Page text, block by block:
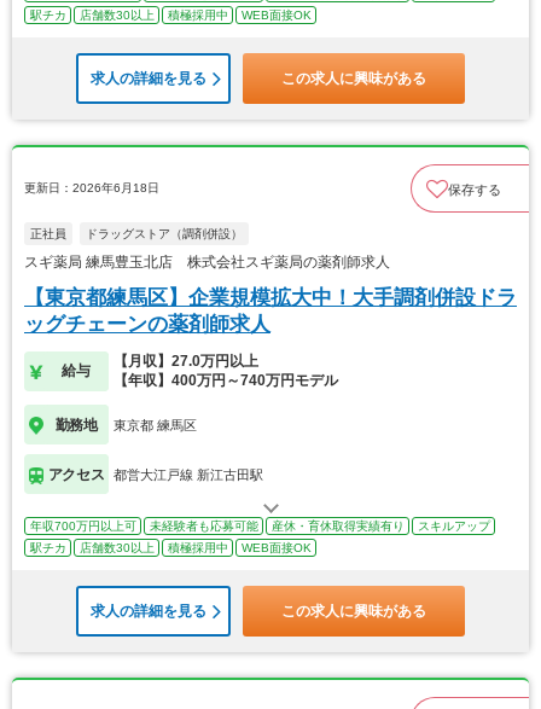
駅チカ
店舗数30以上 積極採用中 WEB面接OK
求人の詳細を見る この求人に興味がある
更新日：2026年6月18日 保存する
正社員 ドラッグストア（調剤併設）
スギ薬局 練馬豊玉北店 株式会社スギ薬局の薬剤師求人
【東京都練馬区】企業規模拡大中！大手調剤併設ドラ
ッグチェーンの薬剤師求人
給与
【月収】27.0万円以上
【年収】400万円～740万円モデル
勤務地 東京都 練馬区
アクセス 都営大江戸線 新江古田駅
年収700万円以上可 未経験者も応募可能 産休・育休取得実績有り
スキルアップ
駅チカ
店舗数30以上 積極採用中 WEB面接OK
求人の詳細を見る この求人に興味がある